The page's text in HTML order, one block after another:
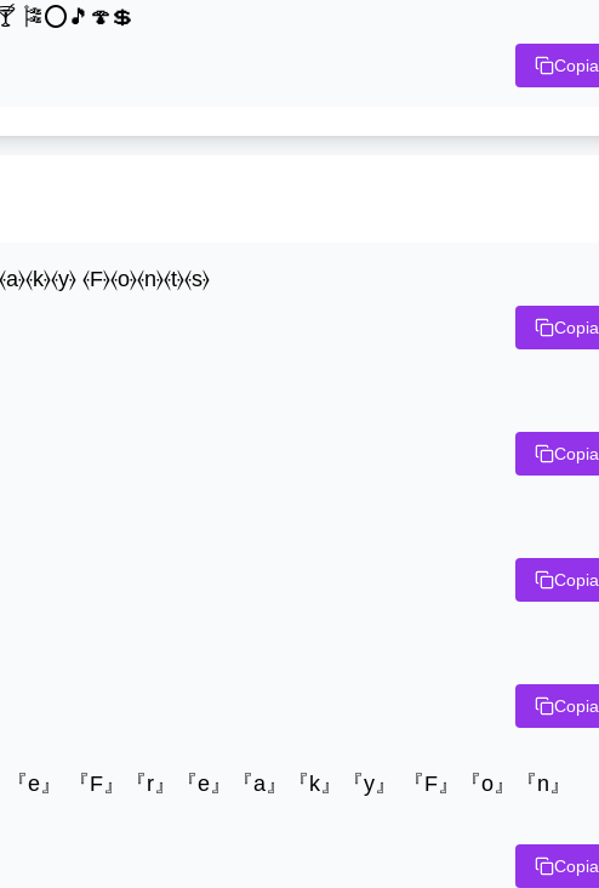
🎏⭕🎵🍄💲
Copia
⦑F⦒⦑o⦒⦑n⦒⦑t⦒⦑s⦒
Copia
Copia
Copia
Copia
『e』 『F』『r』『e』『a』『k』『y』 『F』『o』『n』
Copia